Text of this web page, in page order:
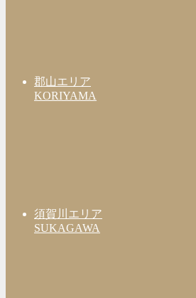
郡山エリア
KORIYAMA
須賀川エリア
SUKAGAWA